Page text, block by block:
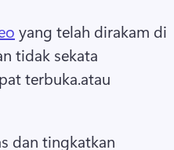
yang telah dirakam di
tidak sekata
terbuka.atau
dan tingkatkan